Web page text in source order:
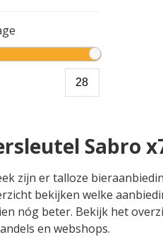
Sabro
zijn er talloze
bekijken welke
nóg beter. Bekijk het
en webshops.